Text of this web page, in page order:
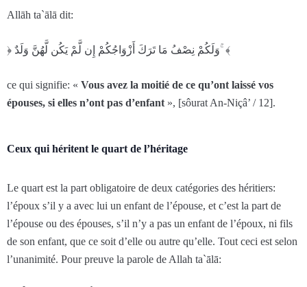
Allāh ta`ālā dit:
﴿ وَلَكُمْ نِصْفُ مَا تَرَ‌كَ أَزْوَاجُكُمْ إِن لَّمْ يَكُن لَّهُنَّ وَلَدٌ ۚ ﴾
ce qui signifie: « Vous avez la moitié de ce qu’ont laissé vos
épouses, si elles n’ont pas d’enfant », [sôurat An-Niçâ’ / 12].
Ceux qui héritent le quart de l’héritage
Le quart est la part obligatoire de deux catégories des héritiers:
l’époux s’il y a avec lui un enfant de l’épouse, et c’est la part de
l’épouse ou des épouses, s’il n’y a pas un enfant de l’époux, ni fils
de son enfant, que ce soit d’elle ou autre qu’elle. Tout ceci est selon
l’unanimité. Pour preuve la parole de Allah ta`ālā: